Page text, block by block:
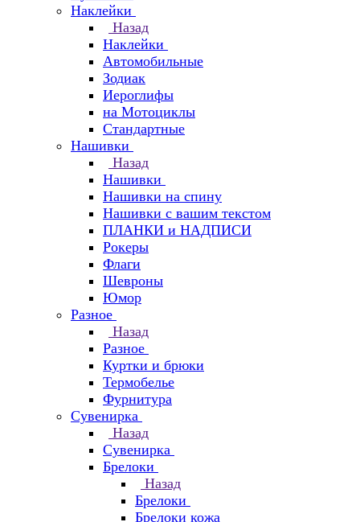
Наклейки
Назад
Наклейки
Автомобильные
Зодиак
Иероглифы
на Мотоциклы
Стандартные
Нашивки
Назад
Нашивки
Нашивки на спину
Нашивки с вашим текстом
ПЛАНКИ и НАДПИСИ
Рокеры
Флаги
Шевроны
Юмор
Разное
Назад
Разное
Куртки и брюки
Термобелье
Фурнитура
Сувенирка
Назад
Сувенирка
Брелоки
Назад
Брелоки
Брелоки кожа